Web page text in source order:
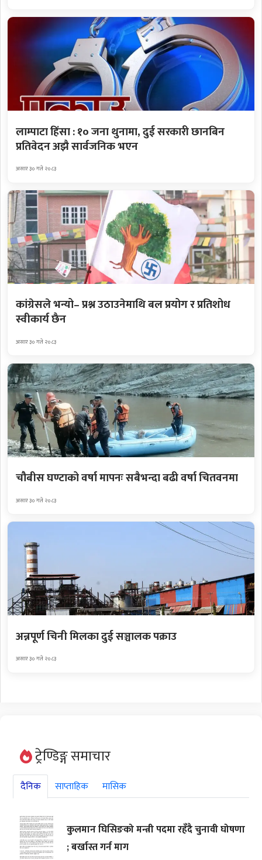
लाम्पाटा हिंसा : १० जना थुनामा, दुई सरकारी छानबिन
प्रतिवेदन अझै सार्वजनिक भएन
असार ३० गते २०८३
कांग्रेसले भन्यो– प्रश्न उठाउनेमाथि बल प्रयोग र प्रतिशोध
स्वीकार्य छैन
असार ३० गते २०८३
चौबीस घण्टाको वर्षा मापनः सबैभन्दा बढी वर्षा चितवनमा
असार ३० गते २०८३
अन्नपूर्ण चिनी मिलका दुई सञ्चालक पक्राउ
असार ३० गते २०८३
ट्रेण्डिङ्ग समाचार
दैनिक साप्ताहिक मासिक
कुलमान घिसिङको मन्त्री पदमा रहँदै चुनावी घोषणा
; बर्खास्त गर्न माग